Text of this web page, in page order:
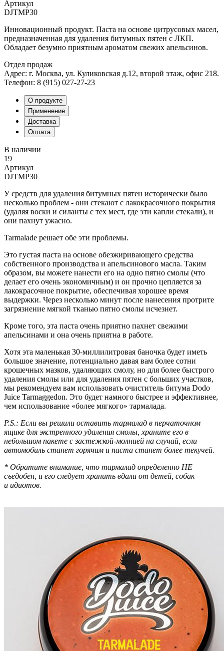
Артикул
DJTMP30
Инновационный продукт. Паста на основе цитрусовых масел,
предназначенная для удаления битумных пятен с ЛКП.
Обладает безумно приятным ароматом свежих апельсинов.
Отдел продаж
Адрес: г. Москва, ул. Куликовская д.12, второй этаж, офис 218.
Телефон: 8 (915) 027-27-23
О продукте
Применение
Доставка
Оплата
В наличии
19
Артикул
DJTMP30
У средств для удаления битумных пятен исторически было
несколько проблем - они стекают с лакокрасочного покрытия
(удаляя воски и силанты с тех мест, где эти капли стекали), и
они пахнут ужасно.
Tarmalade решает обе эти проблемы.
Это густая паста на основе обезжиривающего средства
собственного производства и апельсинового масла. Таким
образом, вы можете нанести его на одно пятно смолы (что
делает его очень экономичным) и он прочно цепляется за
лакокрасочное покрытие, обеспечивая хорошее время
выдержки. Через несколько минут после нанесения протрите
загрязнение мягкой тканью пятно смолы исчезнет.
Кроме того, эта паста очень приятно пахнет свежими
апельсинами и она очень приятна в работе.
Хотя эта маленькая 30-миллилитровая баночка будет иметь
большое значение, потенциально давая вам более сотни
крошечных мазков, удаляющих смолу, но для более быстрого
удаления смолы или для удаления пятен с больших участков,
мы рекомендуем вам использовать очиститель битума Dodo
Juice Tarmaggedon. Это будет намного быстрее и эффективнее,
чем использование «более мягкого» тармалада.
P.S.: Если вы решили оставить тармалад в перчаточном
ящике для экстренного удаления смолы, храните его в
небольшом пакете с застежкой-молнией на случай, если
автомобиль станет горячим и паста станет более текучей.
* Обратите внимание, что тармалад определенно НЕ
съедобен, и его следует хранить вдали от детей, собак
и идиотов.